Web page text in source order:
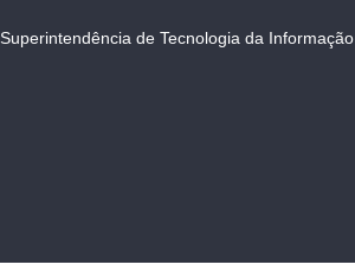
Superintendência de Tecnologia da Informação